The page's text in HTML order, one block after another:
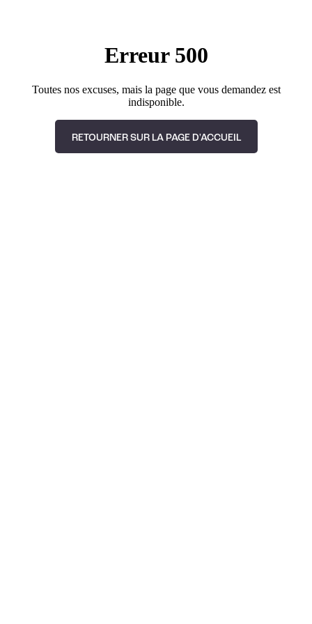
Erreur 500
Toutes nos excuses, mais la page que vous demandez est
indisponible.
RETOURNER SUR LA PAGE D'ACCUEIL